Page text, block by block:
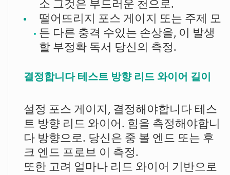
소 그것은 부드러운 천으로.
떨어뜨리지 포스 게이지 또는 주제 모
든 다른 충격 수있는 손상을, 이 발생
할 부정확 독서 당신의 측정.
결정합니다 테스트 방향 리드 와이어 길이
설정 포스 게이지, 결정해야합니다 테스
트 방향 리드 와이어. 힘을 측정해야합니
다 방향으로. 당신은 중 볼 엔드 또는 후
크 엔드 프로브 이 측정.
또한 고려 얼마나 리드 와이어 기반으로